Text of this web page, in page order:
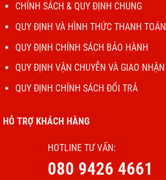
CHÍNH SÁCH & QUY ĐỊNH CHUNG
QUY ĐỊNH VÀ HÌNH THỨC THANH TOÁN
QUY ĐỊNH CHÍNH SÁCH BẢO HÀNH
QUY ĐỊNH VẬN CHUYỄN VÀ GIAO NHẬN
QUY ĐỊNH CHÍNH SÁCH ĐỔI TRẢ
HỖ TRỢ KHÁCH HÀNG
HOTLINE TƯ VẤN:
080 9426 4661